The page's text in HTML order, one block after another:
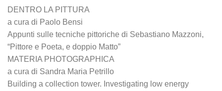
DENTRO LA PITTURA
a cura di Paolo Bensi
Appunti sulle tecniche pittoriche di Sebastiano Mazzoni,
“Pittore e Poeta, e doppio Matto”
MATERIA PHOTOGRAPHICA
a cura di Sandra Maria Petrillo
Building a collection tower. Investigating low energy